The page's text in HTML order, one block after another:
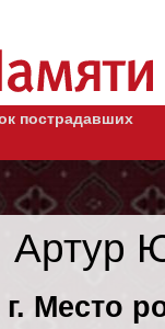
пострадавших
Артур
Место